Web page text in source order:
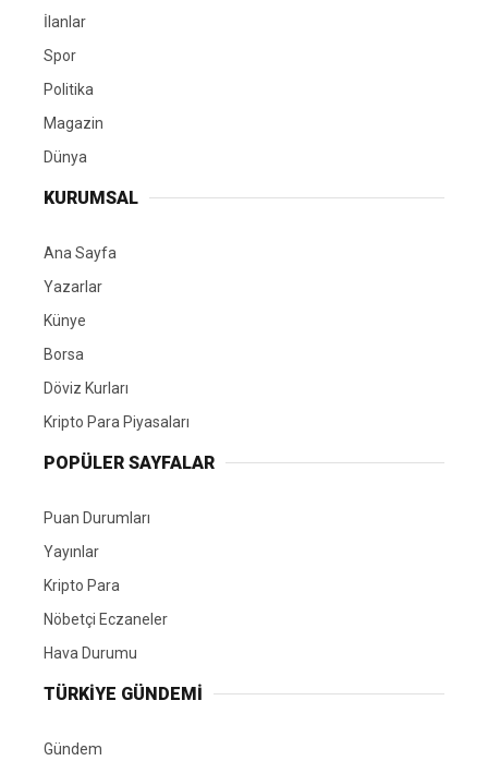
İlanlar
Spor
Politika
Magazin
Dünya
KURUMSAL
Ana Sayfa
Yazarlar
Künye
Borsa
Döviz Kurları
Kripto Para Piyasaları
POPÜLER SAYFALAR
Puan Durumları
Yayınlar
Kripto Para
Nöbetçi Eczaneler
Hava Durumu
TÜRKIYE GÜNDEMI
Gündem